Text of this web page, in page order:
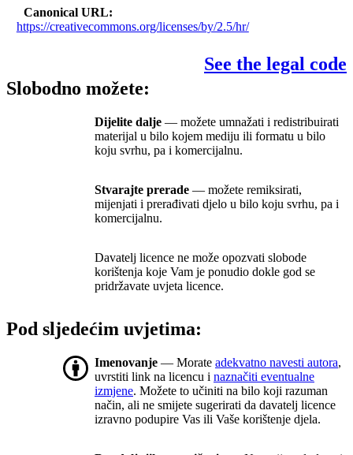
Canonical URL
https://creativecommons.org/licenses/by/2.5/hr/
See the legal code
Slobodno možete:
Dijelite dalje — možete umnažati i redistribuirati
materijal u bilo kojem mediju ili formatu u bilo
koju svrhu, pa i komercijalnu.
Stvarajte prerade — možete remiksirati,
mijenjati i prerađivati djelo u bilo koju svrhu, pa i
komercijalnu.
Davatelj licence ne može opozvati slobode
korištenja koje Vam je ponudio dokle god se
pridržavate uvjeta licence.
Pod sljedećim uvjetima:
Imenovanje — Morate adekvatno navesti autora,
uvrstiti link na licencu i naznačiti eventualne
izmjene. Možete to učiniti na bilo koji razuman
način, ali ne smijete sugerirati da davatelj licence
izravno podupire Vas ili Vaše korištenje djela.